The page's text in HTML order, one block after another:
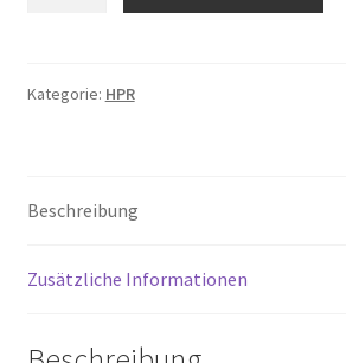
Kategorie: HPR
Beschreibung
Zusätzliche Informationen